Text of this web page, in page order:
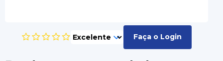
Faça o Login